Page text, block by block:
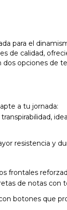
para el
de calidad,
opciones de
a tu jornada:
resistencia y
frontales
de notas con
botones que